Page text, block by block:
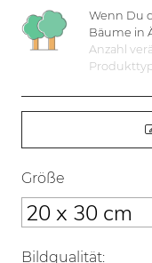
Wenn Du
Bäume in
Anzahl
Größe
Bildqualität: